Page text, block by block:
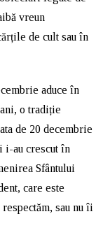
vreun
de cult sau în
aduce în
o tradiție
de 20 decembrie
i-au crescut în
Sfântului
care este
sau nu îi